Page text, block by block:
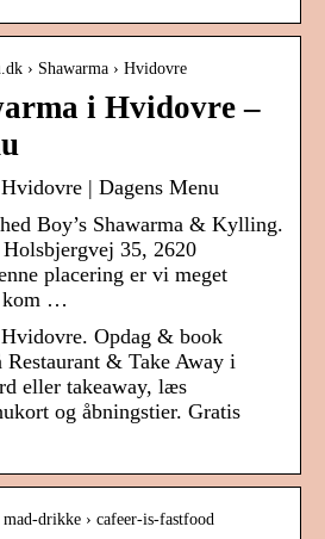
› Shawarma › Hvidovre
i Hvidovre –
| Dagens Menu
Boy’s Shawarma & Kylling.
35, 2620
placering er vi meget
kom …
Opdag & book
Restaurant & Take Away i
eller takeaway, læs
og åbningstier. Gratis
drikke › cafeer-is-fastfood